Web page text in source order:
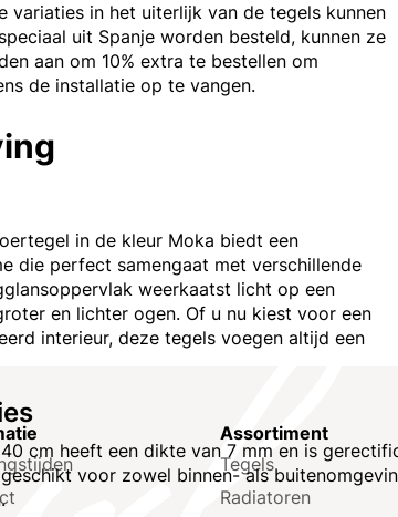
variaties in het uiterlijk van de tegels kunnen
uit Spanje worden besteld, kunnen ze
aan om 10% extra te bestellen om
de installatie op te vangen.
in de kleur Moka biedt een
die perfect samengaat met verschillende
weerkaatst licht op een
en lichter ogen. Of u nu kiest voor een
interieur, deze tegels voegen altijd een
cm heeft een dikte van 7 mm en is
voor zowel binnen- als
Assortiment
Tegels
Radiatoren